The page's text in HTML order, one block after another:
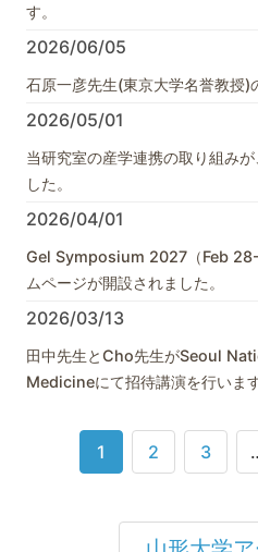
す。
2026/06/05
石原一彦先生(東京大学名誉教授)
2026/05/01
当研究室の産学連携の取り組み
した。
2026/04/01
Gel Symposium 2027（Feb
ムページが開設されました。
2026/03/13
田中先生とCho先生がSeoul
Medicineにて招待講演を行いま
1 2 3